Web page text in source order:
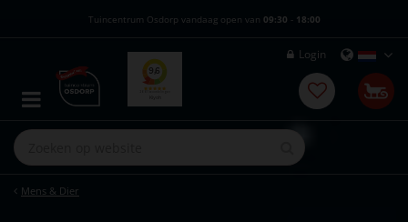
Mens & Dier
Tuincentrum Osdorp vandaag open van 09:30 - 18:00
Login